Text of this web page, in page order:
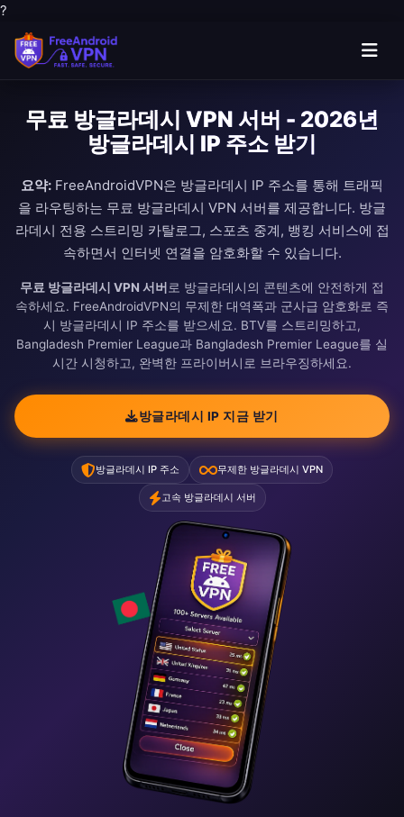
?
무료 방글라데시 VPN 서버 - 2026년
방글라데시 IP 주소 받기
요약: FreeAndroidVPN은 방글라데시 IP 주소를 통해 트래픽
을 라우팅하는 무료 방글라데시 VPN 서버를 제공합니다. 방글
라데시 전용 스트리밍 카탈로그, 스포츠 중계, 뱅킹 서비스에 접
속하면서 인터넷 연결을 암호화할 수 있습니다.
무료 방글라데시 VPN 서버 로 방글라데시의 콘텐츠에 안전하게 접
속하세요. FreeAndroidVPN의 무제한 대역폭과 군사급 암호화로 즉
시 방글라데시 IP 주소를 받으세요. BTV를 스트리밍하고,
Bangladesh Premier League과 Bangladesh Premier League를 실
시간 시청하고, 완벽한 프라이버시로 브라우징하세요.
방글라데시 IP 지금 받기
방글라데시 IP 주소 무제한 방글라데시 VPN
고속 방글라데시 서버